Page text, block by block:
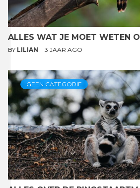
ALLES WAT JE MOET WETEN
BY LILIAN 3 JAAR AGO
GEEN CATEGORIE